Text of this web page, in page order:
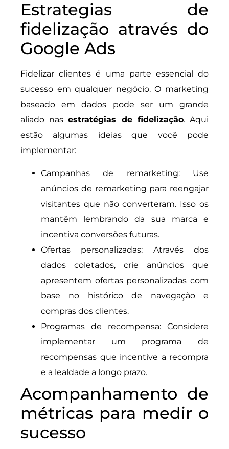
Estrategias de
fidelização através do
Google Ads
Fidelizar clientes é uma parte essencial do
sucesso em qualquer negócio. O marketing
baseado em dados pode ser um grande
aliado nasestratégias de fidelização. Aqui
estão algumas ideias que você pode
implementar:
Campanhas de remarketing: Use
anúncios de remarketing para reengajar
visitantes que não converteram. Isso os
mantêm lembrando da sua marca e
incentiva conversões futuras.
Ofertas personalizadas: Através dos
dados coletados, crie anúncios que
apresentem ofertas personalizadas com
base no histórico de navegação e
compras dos clientes.
Programas de recompensa: Considere
implementar um programa de
recompensas que incentive a recompra
e a lealdade a longo prazo.
Acompanhamento de
métricas para medir o
sucesso